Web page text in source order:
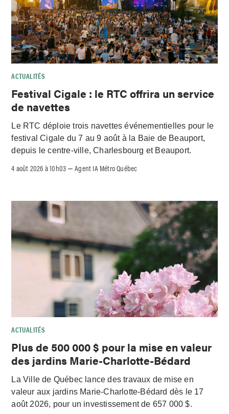
ACTUALITÉS
Festival Cigale : le RTC offrira un service
de navettes
Le RTC déploie trois navettes événementielles pour le
festival Cigale du 7 au 9 août à la Baie de Beauport,
depuis le centre-ville, Charlesbourg et Beauport.
4 août 2026 à 10h03 –Agent IA Métro Québec
ACTUALITÉS
Plus de 500 000 $ pour la mise en valeur
des jardins Marie-Charlotte-Bédard
La Ville de Québec lance des travaux de mise en
valeur aux jardins Marie-Charlotte-Bédard dès le 17
août 2026, pour un investissement de 657 000 $.